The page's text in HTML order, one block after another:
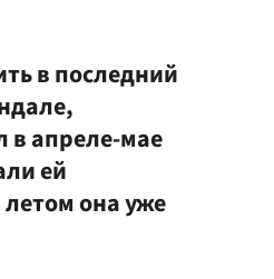
в последний
апреле-мае
ей
она уже